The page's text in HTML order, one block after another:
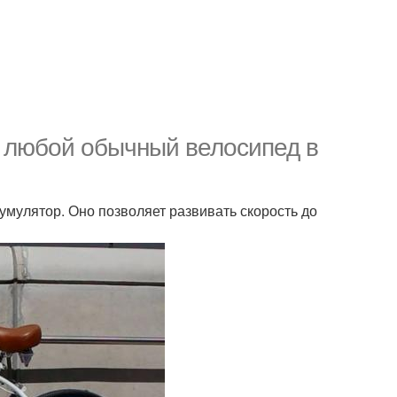
обычный велосипед в
Оно позволяет развивать скорость до